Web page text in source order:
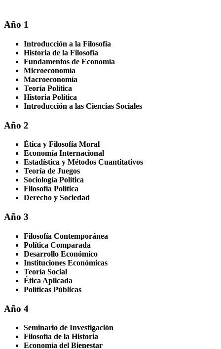
Año 1
Introducción a la Filosofía
Historia de la Filosofía
Fundamentos de Economía
Microeconomía
Macroeconomía
Teoría Política
Historia Política
Introducción a las Ciencias Sociales
Año 2
Ética y Filosofía Moral
Economía Internacional
Estadística y Métodos Cuantitativos
Teoría de Juegos
Sociología Política
Filosofía Política
Derecho y Sociedad
Año 3
Filosofía Contemporánea
Política Comparada
Desarrollo Económico
Instituciones Económicas
Teoría Social
Ética Aplicada
Políticas Públicas
Año 4
Seminario de Investigación
Filosofía de la Historia
Economía del Bienestar